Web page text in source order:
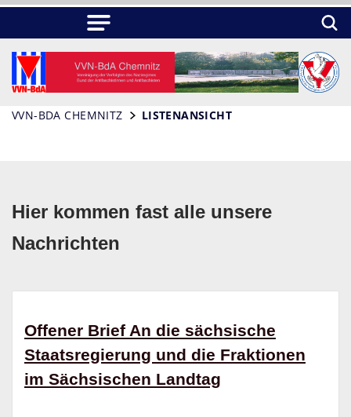
VVN-BDA CHEMNITZ LISTENANSICHT
Hier kommen fast alle unsere
Nachrichten
Offener Brief An die sächsische
Staatsregierung und die Fraktionen
im Sächsischen Landtag